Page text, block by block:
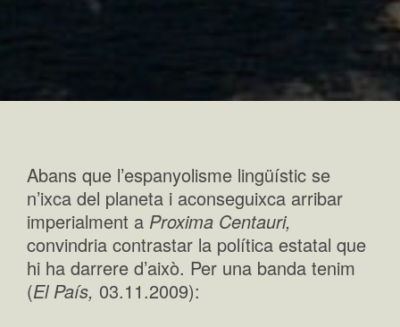
Abans que l’espanyolisme lingüístic se
n’ixca del planeta i aconseguixca arribar
imperialment a Proxima Centauri,
convindria contrastar la política estatal que
hi ha darrere d’això. Per una banda tenim
(El País, 03.11.2009):